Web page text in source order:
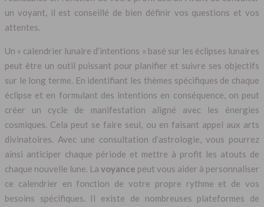
un voyant, il est conseillé de bien définir vos questions et vos
attentes.
Un « calendrier lunaire d’intentions » basé sur les éclipses lunaires
peut être un outil puissant pour planifier et suivre ses objectifs
sur le long terme. En identifiant les thèmes spécifiques de chaque
éclipse et en formulant des intentions en conséquence, on peut
créer un cycle de manifestation aligné avec les énergies
cosmiques. Cela peut se faire seul, ou en faisant appel aux arts
divinatoires. Avec une consultation d’astrologie, vous pourrez
ainsi anticiper chaque période et mettre à profit les atouts de
chaque nouvelle lune. La voyance peut vous aider à personnaliser
ce calendrier en fonction de votre propre rythme et de vos
besoins spécifiques. Il existe de nombreuses plateformes de